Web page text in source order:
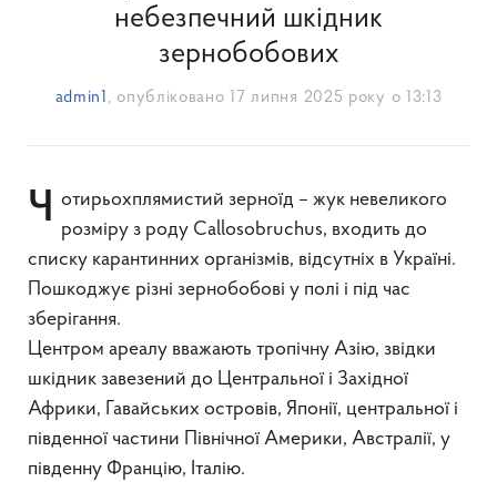
небезпечний шкідник
зернобобових
admin1 , опубліковано 17 липня 2025 року о 13:13
Чотирьохплямистий зерноїд – жук невеликого розміру з роду Callosobruchus, входить до
списку карантинних організмів, відсутніх в Україні.
Пошкоджує різні зернобобові у полі і під час
зберігання.
Центром ареалу вважають тропічну Азію, звідки
шкідник завезений до Центральної і Західної
Африки, Гавайських островів, Японії, центральної і
південної частини Північної Америки, Австралії, у
південну Францію, Італію.